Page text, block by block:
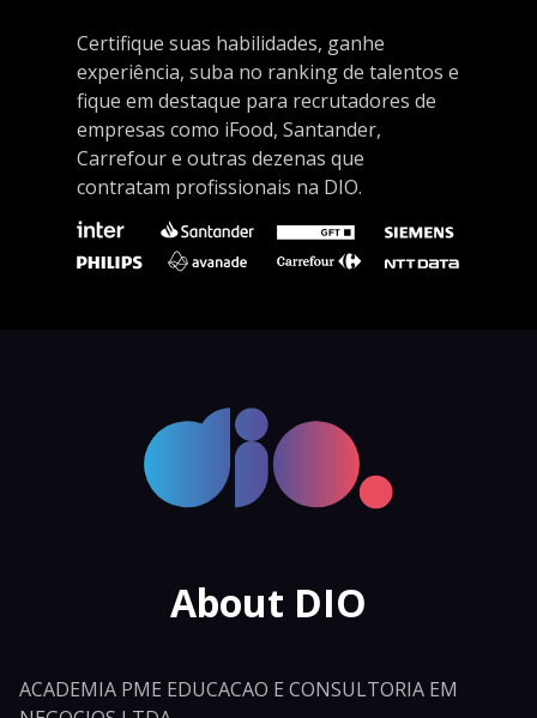
Certifique suas habilidades, ganhe
experiência, suba no ranking de talentos e
fique em destaque para recrutadores de
empresas como iFood, Santander,
Carrefour e outras dezenas que
contratam profissionais na DIO.
About DIO
ACADEMIA PME EDUCACAO E CONSULTORIA EM